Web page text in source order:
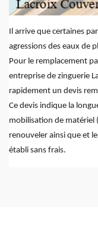
Il arrive que certaines
agressions des eaux de
Pour le remplacement
entreprise de zinguerie
rapidement un devis
Ce devis indique la
mobilisation de matériel
renouveler ainsi que et
établi sans frais.